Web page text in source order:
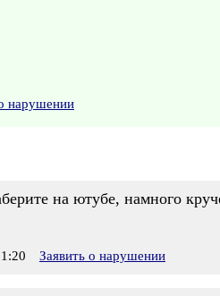
нарушении
на ютубе, намного
Заявить о нарушении